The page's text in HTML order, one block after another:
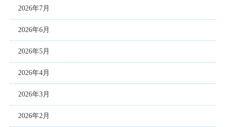
2026年7月
2026年6月
2026年5月
2026年4月
2026年3月
2026年2月